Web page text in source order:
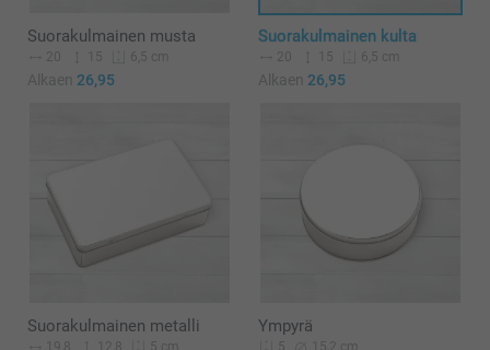
Suorakulmainen musta
20 15 6,5 cm
Alkaen 26,95
Suorakulmainen kulta
20 15 6,5 cm
Alkaen 26,95
Suorakulmainen metalli Ympyrä